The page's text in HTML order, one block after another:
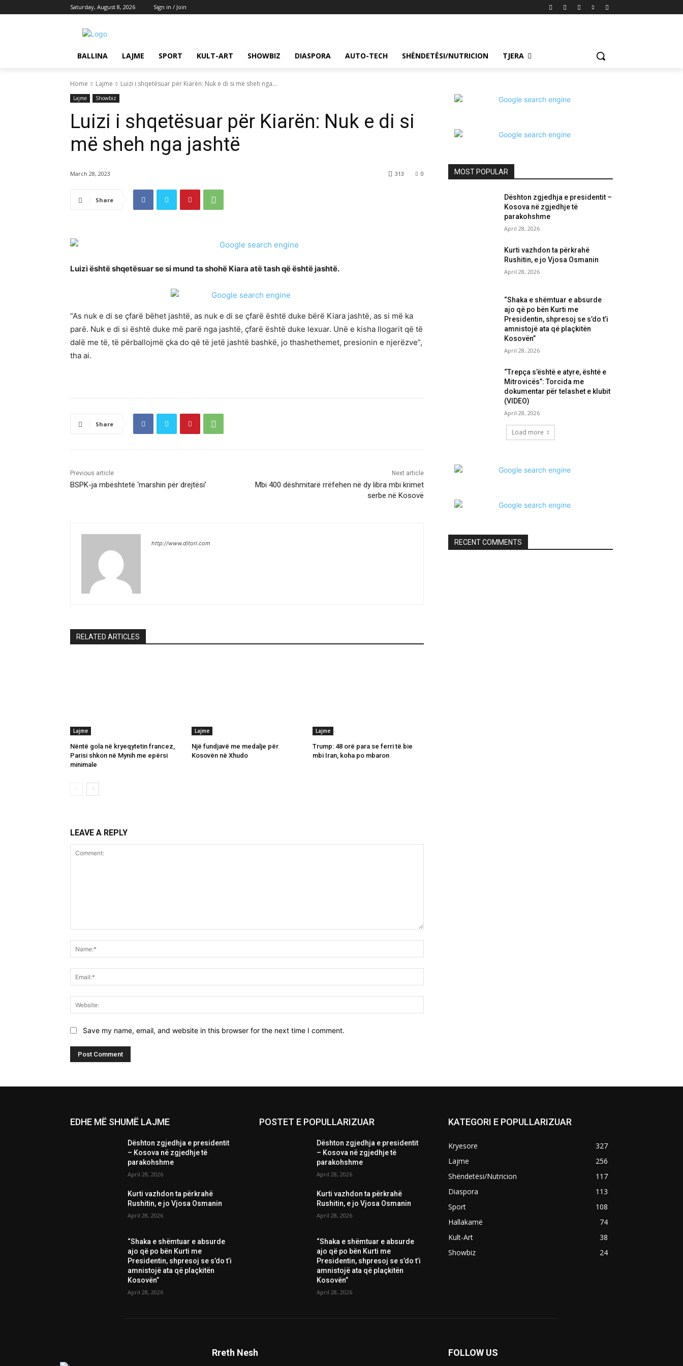
Saturday, August 8, 2026 Sign in / Join
BALLINA LAJME SPORT KULT-ART SHOWBIZ DIASPORA AUTO-TECH SHËNDETËSI/NUTRICION TJERA
Home Lajme Luizi i shqetësuar për Kiarën: Nuk e di si më sheh nga...
Lajme Showbiz
Luizi i shqetësuar për Kiarën: Nuk e di si
më sheh nga jashtë
March 28, 2023 0
313
Share
Luizi është shqetësuar se si mund ta shohë Kiara atë tash që është jashtë.
“As nuk e di se çfarë bëhet jashtë, as nuk e di se çfarë është duke bërë Kiara jashtë, as si më ka
parë. Nuk e di si është duke më parë nga jashtë, çfarë është duke lexuar. Unë e kisha llogarit që të
dalë me të, të përballojmë çka do që të jetë jashtë bashkë, jo thashethemet, presionin e njerëzve”,
tha ai.
Share
Previous article
BSPK-ja mbështetë ‘marshin për drejtësi’
Next article
Mbi 400 dëshmitarë rrëfehen në dy libra mbi krimet
serbe në Kosovë
http://www.ditori.com
RELATED ARTICLES
Lajme
Nëntë gola në kryeqytetin francez,
Parisi shkon në Mynih me epërsi
minimale
Lajme
Një fundjavë me medalje për
Kosovën në Xhudo
Lajme
Trump: 48 orë para se ferri të bie
mbi Iran, koha po mbaron
LEAVE A REPLY
Save my name, email, and website in this browser for the next time I comment.
MOST POPULAR
Dështon zgjedhja e presidentit –
Kosova në zgjedhje të
parakohshme
April 28, 2026
Kurti vazhdon ta përkrahë
Rushitin, e jo Vjosa Osmanin
April 28, 2026
“Shaka e shëmtuar e absurde
ajo që po bën Kurti me
Presidentin, shpresoj se s’do t’i
amnistojë ata që plaçkitën
Kosovën”
April 28, 2026
“Trepça s’është e atyre, është e
Mitrovicës”: Torcida me
dokumentar për telashet e klubit
(VIDEO)
April 28, 2026
Load more
RECENT COMMENTS
EDHE MË SHUMË LAJME
Dështon zgjedhja e presidentit
– Kosova në zgjedhje të
parakohshme
April 28, 2026
Kurti vazhdon ta përkrahë
Rushitin, e jo Vjosa Osmanin
April 28, 2026
“Shaka e shëmtuar e absurde
ajo që po bën Kurti me
Presidentin, shpresoj se s’do t’i
amnistojë ata që plaçkitën
Kosovën”
April 28, 2026
POSTET E POPULLARIZUAR
Dështon zgjedhja e presidentit
– Kosova në zgjedhje të
parakohshme
April 28, 2026
Kurti vazhdon ta përkrahë
Rushitin, e jo Vjosa Osmanin
April 28, 2026
“Shaka e shëmtuar e absurde
ajo që po bën Kurti me
Presidentin, shpresoj se s’do t’i
amnistojë ata që plaçkitën
Kosovën”
April 28, 2026
KATEGORI E POPULLARIZUAR
Kryesore
327
Lajme
256
Shëndetësi/Nutricion
117
Diaspora
113
Sport
108
Hallakamë
74
Kult-Art
38
Showbiz
24
Rreth Nesh FOLLOW US